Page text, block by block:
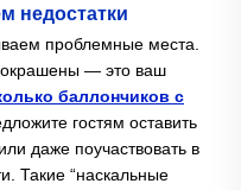
недостатки
проблемные места.
— это ваш
баллончиков с
гостям оставить
даже поучаствовать в
Такие “наскальные